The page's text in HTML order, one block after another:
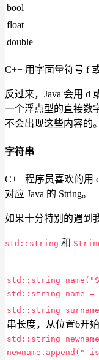
bool
float
double
C++ 用字面量符号 f
反过来，Java 会用 d
一个浮点型的直接数
不会出现这些内容的。
字符串
C++ 程序员喜欢的用
对应 Java 的 String。
如果十分特别的遇到
std::string 和
std::string
std::string name =
std::string
串长度，从位置6开
std::string
newname.append("